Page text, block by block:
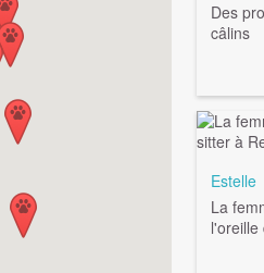
Des
câlins
Estelle
La
l'oreille